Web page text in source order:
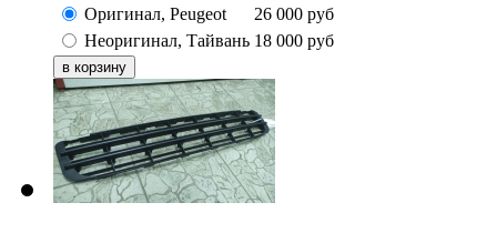
Оригинал, Peugeot 26 000 руб
Неоригинал, Тайвань 18 000 руб